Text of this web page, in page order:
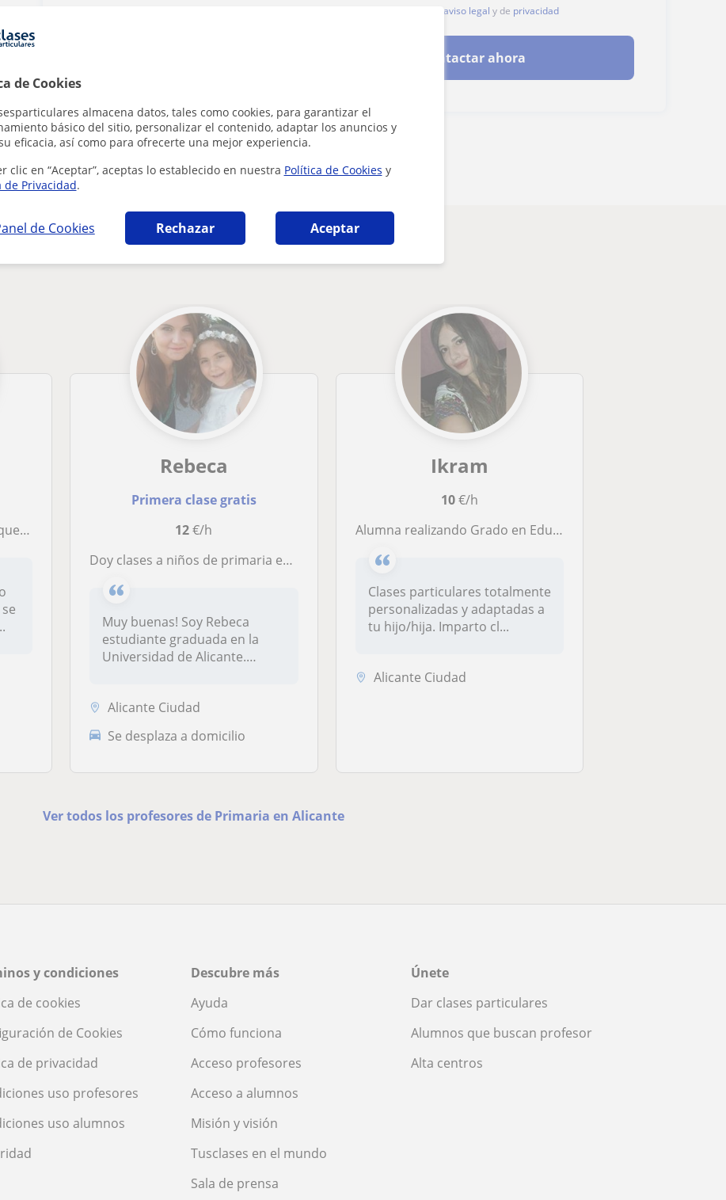
de Cookies
almacena datos, tales como cookies, para garantizar el
básico del sitio, personalizar el contenido, adaptar los anuncios y
eficacia, así como para ofrecerte una mejor experiencia.
clic en “Aceptar”, aceptas lo establecido en nuestra Política de Cookies y
de Privacidad.
de Cookies Rechazar Aceptar
aviso legal y de privacidad
Contactar ahora
¿Hay algún error en este perfil?Cuéntanos
en Alicante que pueden interesarte
Rebeca
Primera clase gratis
12€/h
Doy clases a niños de primaria en cualquier asignatura
Muy buenas! Soy Rebeca
estudiante graduada en la
Universidad de Alicante.
Alicante Ciudad
Se desplaza a domicilio
Ikram
10€/h
Alumna realizando Grado en Educación Primaria en la UA.
Clases particulares totalmente
personalizadas y adaptadas a
tu hijo/hija. Imparto cl...
Alicante Ciudad
Ver todos los profesores de Primaria en Alicante
y condiciones
de cookies
de Cookies
de privacidad
uso profesores
uso alumnos
Descubre más
Ayuda
Cómo funciona
Acceso profesores
Acceso a alumnos
Misión y visión
Tusclases en el mundo
Sala de prensa
Únete
Dar clases particulares
Alumnos que buscan profesor
Alta centros